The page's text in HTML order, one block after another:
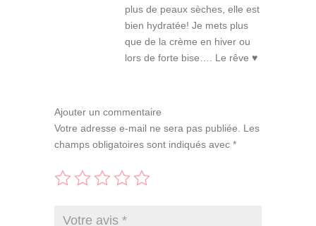
plus de peaux sèches, elle est
bien hydratée! Je mets plus
que de la crème en hiver ou
lors de forte bise…. Le rêve ♥️
Ajouter un commentaire
Votre adresse e-mail ne sera pas publiée. Les
champs obligatoires sont indiqués avec *